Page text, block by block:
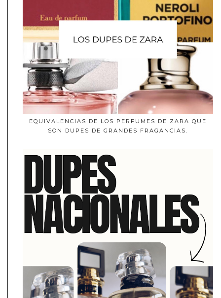
EQUIVALENCIAS DE LOS PERFUMES DE ZARA QUE
SON DUPES DE GRANDES FRAGANCIAS.